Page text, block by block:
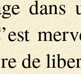
de